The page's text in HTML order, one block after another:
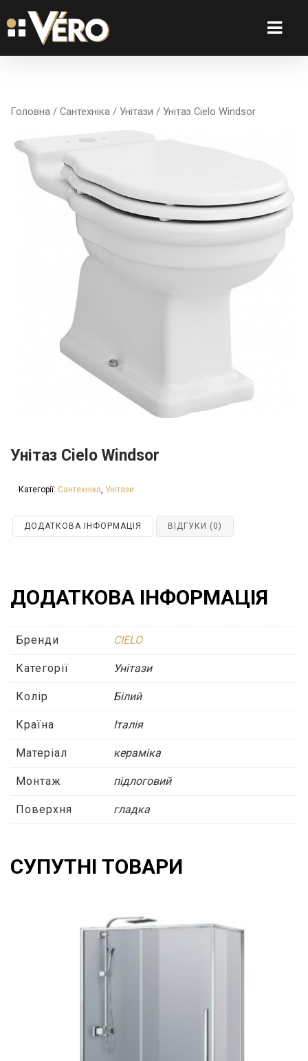
Головна / Сантехніка / Унітази / Унітаз Cielo Windsor
Унітаз Cielo Windsor
Категорії: Сантехніка Унітази
ДОДАТКОВА ІНФОРМАЦІЯ ВІДГУКИ (0)
ДОДАТКОВА ІНФОРМАЦІЯ
Бренди CIELO
Категорії Унітази
Колір Білий
Країна Італія
Матеріал кераміка
Монтаж підлоговий
Поверхня гладка
СУПУТНІ ТОВАРИ